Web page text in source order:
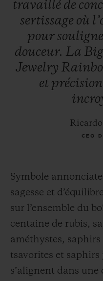
travaillé de
sertissage où
pour
douceur. La Big
Jewelry
et précision
CEO
Symbole
sagesse et
sur l’ensemble du
centaine de rubis,
améthystes, saphirs
tsavorites et saphirs
s’alignent dans